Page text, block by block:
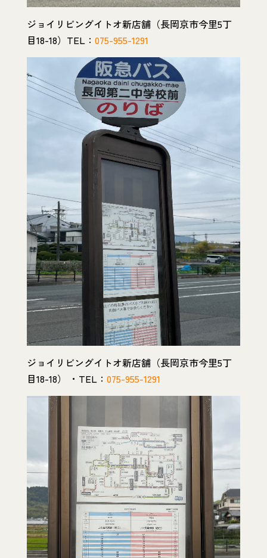
ジョイリビングイトオ新店舗（長岡京市今里5丁
目18-18）TEL： 075-955-1291
ジョイリビングイトオ新店舗（長岡京市今里5丁
目18-18） ・TEL： 075-955-1291